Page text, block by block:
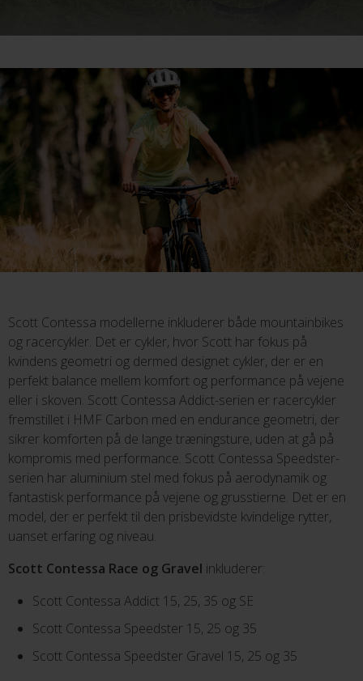
Scott Contessa modellerne inkluderer både mountainbikes
og racercykler. Det er cykler, hvor Scott har fokus på
kvindens geometri og dermed designet cykler, der er en
perfekt balance mellem komfort og performance på vejene
eller i skoven. Scott Contessa Addict-serien er racercykler
fremstillet i HMF Carbon med en endurance geometri, der
sikrer komforten på de lange træningsture, uden at gå på
kompromis med performance. Scott Contessa Speedster-
serien har aluminium stel med fokus på aerodynamik og
fantastisk performance på vejene og grusstierne. Det er en
model, der er perfekt til den prisbevidste kvindelige rytter,
uanset erfaring og niveau.
Scott Contessa Race og Gravel inkluderer:
Scott Contessa Addict 15, 25, 35 og SE
Scott Contessa Speedster 15, 25 og 35
Scott Contessa Speedster Gravel 15, 25 og 35